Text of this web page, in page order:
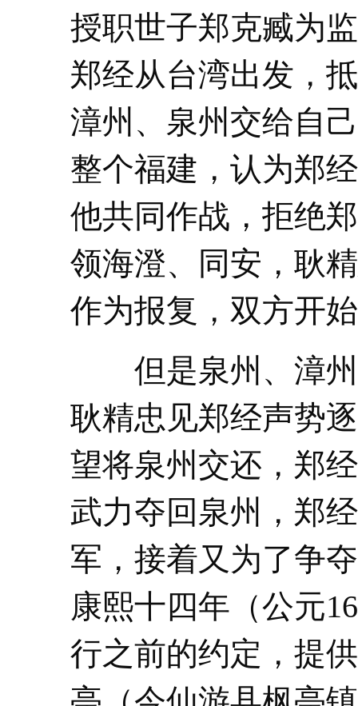
授职世子郑克臧为
郑经从台湾出发，
漳州、泉州交给自
整个福建，认为郑
他共同作战，拒绝
领海澄、同安，耿
作为报复，双方开
但是泉州、漳州
耿精忠见郑经声势
望将泉州交还，郑
武力夺回泉州，郑
军，接着又为了争
康熙十四年（公元
行之前的约定，提